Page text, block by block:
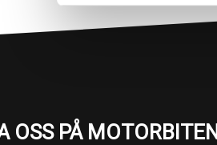
OSS PÅ MOTORBITEN